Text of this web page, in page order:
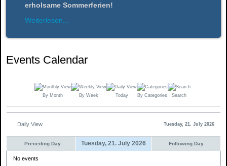
erholsame Sommerferien!
Weiterlesen...
Events Calendar
By Month By Week Today By Categories Search
Daily View Tuesday, 21. July 2026
Preceding Day Tuesday, 21. July 2026 Following Day
No events